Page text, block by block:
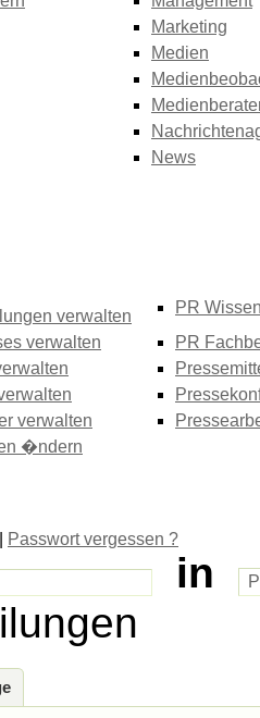
Marketing
Medien
News
verwalten
verwalten
verwalten
�ndern
PR
PR
Passwort vergessen ?
in